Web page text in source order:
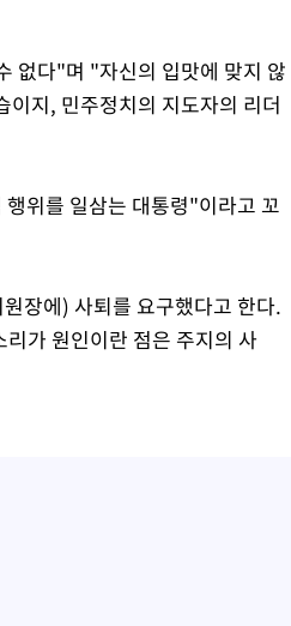
없다"며 "자신의 입맛에 맞지 않
지, 민주정치의 지도자의 리더
위를 일삼는 대통령"이라고 꼬
장에) 사퇴를 요구했다고 한다.
가 원인이란 점은 주지의 사